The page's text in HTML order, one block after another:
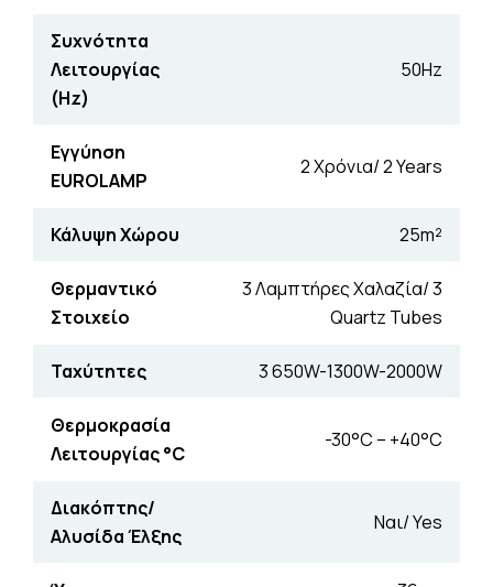
Συχνότητα
Λειτουργίας
(Hz)
50Hz
Εγγύηση
EUROLAMP
2 Χρόνια/ 2 Years
Κάλυψη Χώρου 25m²
Θερμαντικό
Στοιχείο
3 Λαμπτήρες Χαλαζία/ 3
Quartz Tubes
Ταχύτητες 3 650W-1300W-2000W
Θερμοκρασία
Λειτουργίας °C
-30°C – +40°C
Διακόπτης/
Αλυσίδα Έλξης
Ναι/ Yes